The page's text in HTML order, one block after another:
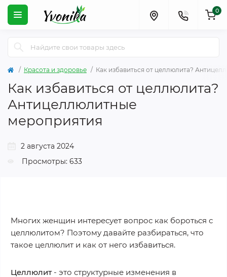
0
Красота и здоровье Как избавиться от целлюлита?
Как избавиться от целлюлита?
Антицеллюлитные
мероприятия
2 августа 2024
Просмотры: 633
Многих женщин интересует вопрос как бороться с
целлюлитом? Поэтому давайте разбираться, что
такое целлюлит и как от него избавиться.
Целлюлит- это структурные изменения в